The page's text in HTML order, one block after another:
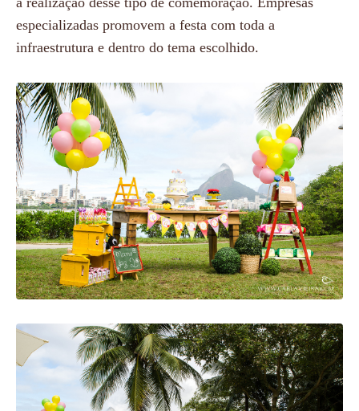
especializadas promovem a festa com toda a
infraestrutura e dentro do tema escolhido.